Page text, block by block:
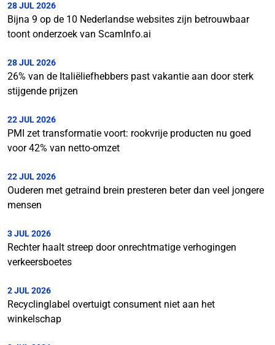
28 JUL 2026
Bijna 9 op de 10 Nederlandse websites zijn betrouwbaar
toont onderzoek van ScamInfo.ai
28 JUL 2026
26% van de Italiëliefhebbers past vakantie aan door sterk
stijgende prijzen
22 JUL 2026
PMI zet transformatie voort: rookvrije producten nu goed
voor 42% van netto-omzet
22 JUL 2026
Ouderen met getraind brein presteren beter dan veel jongere
mensen
3 JUL 2026
Rechter haalt streep door onrechtmatige verhogingen
verkeersboetes
2 JUL 2026
Recyclinglabel overtuigt consument niet aan het
winkelschap